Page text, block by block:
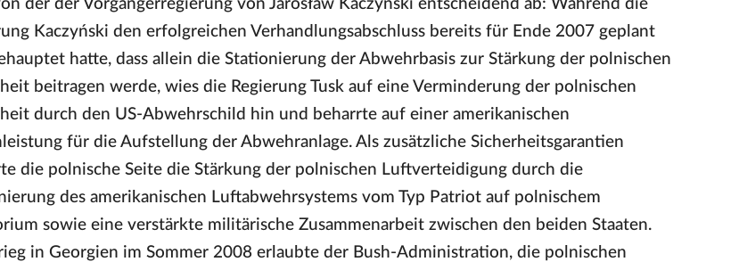
der der Vorgängerregierung von Jarosław Kaczyński entscheidend ab: Während die
Kaczyński den erfolgreichen Verhandlungsabschluss bereits für Ende 2007 geplant
hatte, dass allein die Stationierung der Abwehrbasis zur Stärkung der polnischen
beitragen werde, wies die Regierung Tusk auf eine Verminderung der polnischen
durch den US-Abwehrschild hin und beharrte auf einer amerikanischen
für die Aufstellung der Abwehranlage. Als zusätzliche Sicherheitsgarantien
die polnische Seite die Stärkung der polnischen Luftverteidigung durch die
des amerikanischen Luftabwehrsystems vom Typ Patriot auf polnischem
sowie eine verstärkte militärische Zusammenarbeit zwischen den beiden Staaten.
in Georgien im Sommer 2008 erlaubte der Bush-Administration, die polnischen